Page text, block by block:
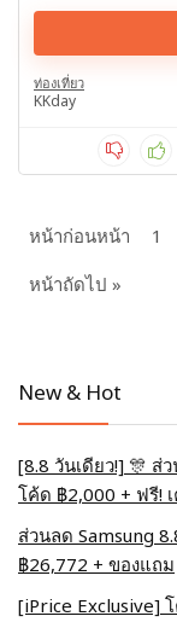
ท่องเที่ยว
KKday
หน้าก่อนหน้า 1
หน้าถัดไป »
New & Hot
[8.8 วันเดียว!] 🎊 ส่
โค้ด ฿2,000 + ฟรี!
ส่วนลด Samsung
฿26,772 + ของแถม
[iPrice Exclusive]